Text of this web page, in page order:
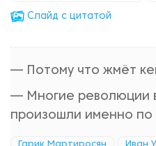
Cлайд с цитатой
— Потому что жмёт
— Многие революции
произошли именно по